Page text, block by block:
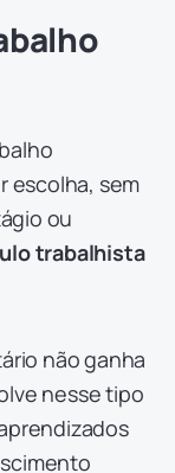
escolha, sem
ou
trabalhista
não ganha
nesse tipo